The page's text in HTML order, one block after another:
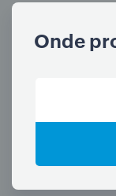
Onde